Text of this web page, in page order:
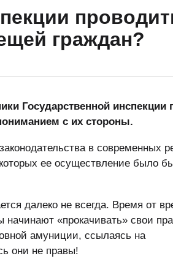
граждан?
Государственной инспекции
с их стороны.
в современных
ее осуществление было
далеко не всегда. Время от
«прокачивать» свои
амуниции, ссылаясь на
они не правы!